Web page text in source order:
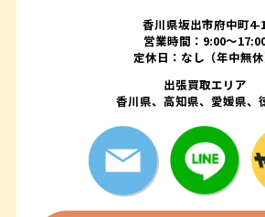
香川県坂出市府中町4-
営業時間：9:00～
定休日：なし（年中無休
出張買取エリア
香川県、高知県、愛媛県、